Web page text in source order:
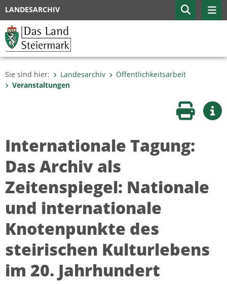
LANDESARCHIV
Sie sind hier: Landesarchiv
Öffentlichkeitsarbeit
Veranstaltungen
Seite
Internationale Tagung:
Das Archiv als
Zeitenspiegel: Nationale
und internationale
Knotenpunkte des
steirischen Kulturlebens
im 20. Jahrhundert